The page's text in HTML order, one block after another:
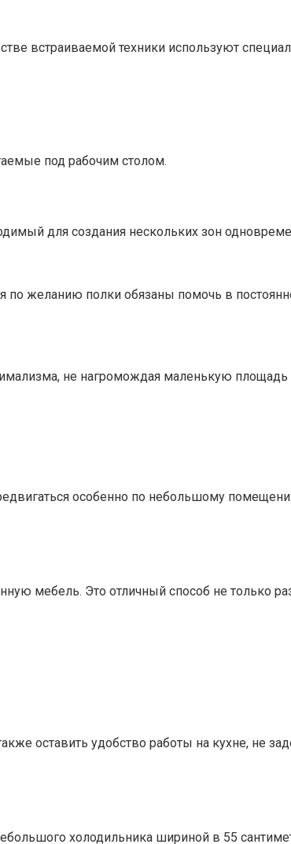
встраиваемой техники используют
под рабочим столом.
для создания нескольких зон
желанию полки обязаны помочь в
не нагромождая маленькую площадь
особенно по небольшому
мебель. Это отличный способ не только
оставить удобство работы на кухне, не
холодильника шириной в 55